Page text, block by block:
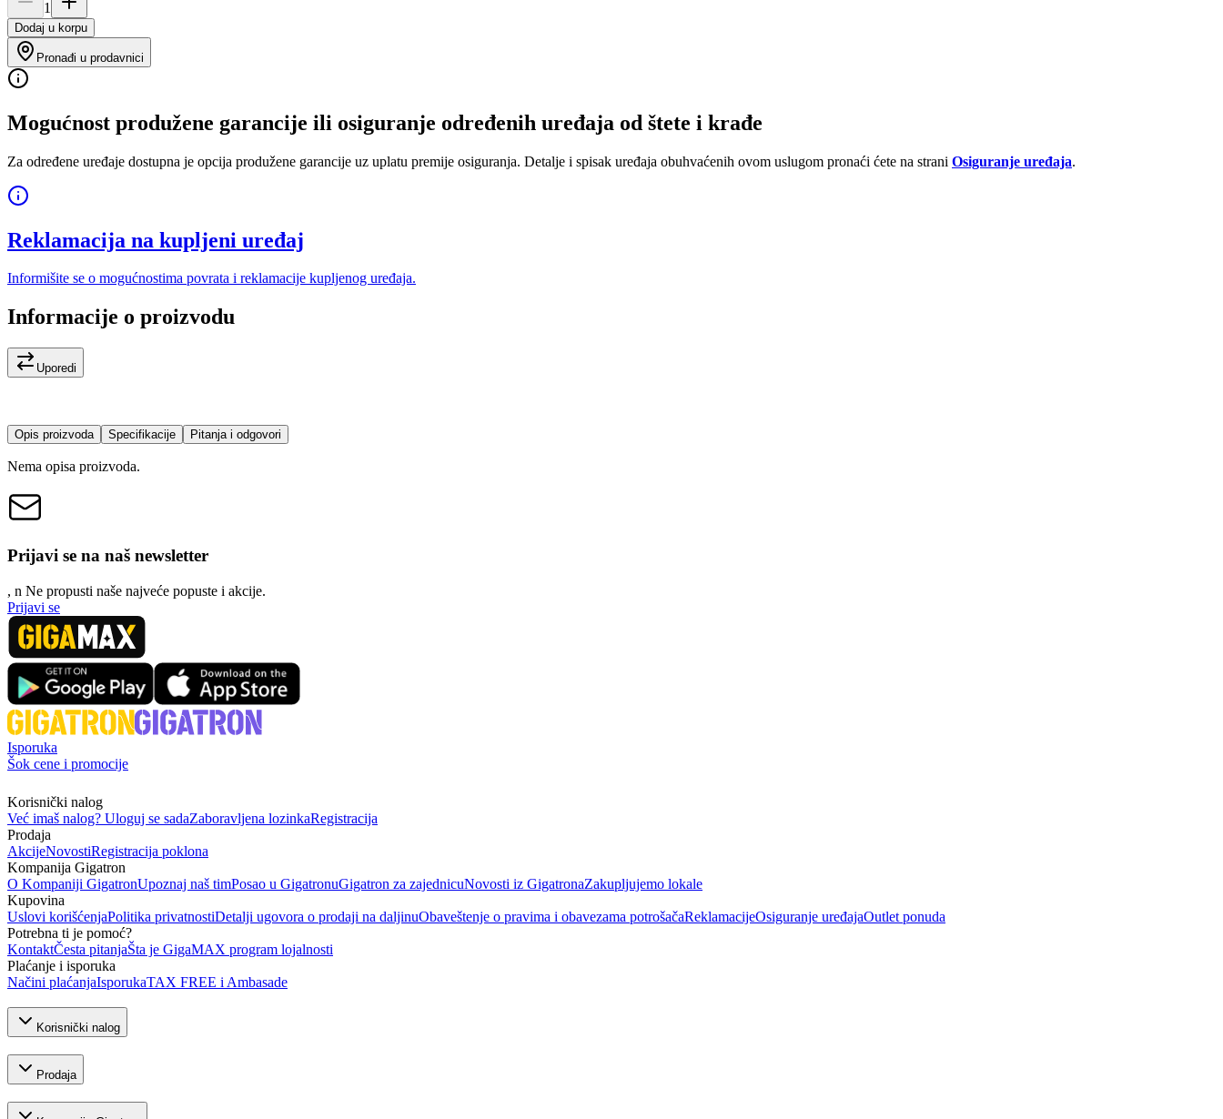
1
Dodaj u korpu
Pronađi u prodavnici
Mogućnost produžene garancije ili osiguranje određenih uređaja od štete i krađe
Za određene uređaje dostupna je opcija produžene garancije uz uplatu premije osiguranja. Detalje i spisak uređaja obuhvaćenih ovom uslugom pronaći ćete na strani Osiguranje uređaja.
Reklamacija na kupljeni uređaj
Informišite se o mogućnostima povrata i reklamacije kupljenog uređaja.
Informacije o proizvodu
Uporedi
Opis proizvoda Specifikacije Pitanja i odgovori
Nema opisa proizvoda.
Prijavi se na naš newsletter
, n Ne propusti naše najveće popuste i akcije.
Prijavi se
Isporuka
Šok cene i promocije
Korisnički nalog
Već imaš nalog? Uloguj se sadaZaboravljena lozinkaRegistracija
Prodaja
AkcijeNovostiRegistracija poklona
Kompanija Gigatron
O Kompaniji GigatronUpoznaj naš timPosao u GigatronuGigatron za zajednicuNovosti iz GigatronaZakupljujemo lokale
Kupovina
Uslovi korišćenjaPolitika privatnostiDetalji ugovora o prodaji na daljinuObaveštenje o pravima i obavezama potrošačaReklamacijeOsiguranje uređajaOutlet ponuda
Potrebna ti je pomoć?
KontaktČesta pitanjaŠta je GigaMAX program lojalnosti
Plaćanje i isporuka
Načini plaćanjaIsporukaTAX FREE i Ambasade
Korisnički nalog
Prodaja